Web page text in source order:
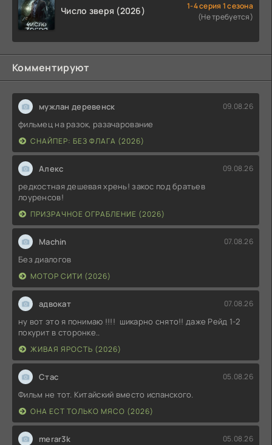
Число зверя (2026)
1-4 серия 1 сезона
(Не требуется)
Комментируют
мужлан деревенск 09.08.26
фильмец на разок, разачарование
СНАЙПЕР: БЕЗ ФЛАГА (2026)
Алекс 09.08.26
редкостная дешевая хрень! закос под братьев
лоуренсов!
ПРИЗРАЧНОЕ ОГРАБЛЕНИЕ (2026)
Machin 07.08.26
Без диалогов
МОТОР СИТИ (2026)
адвокат 07.08.26
ну вот это я понимаю !!!! шикарно снято!! даже Рейд 1-2
покурит в сторонке..
ЖИВАЯ ЯРОСТЬ (2026)
Стас 05.08.26
Фильм не тот. Китайский вместо испанского.
ОНА ЕСТ ТОЛЬКО МЯСО (2026)
merar3k 05.08.26